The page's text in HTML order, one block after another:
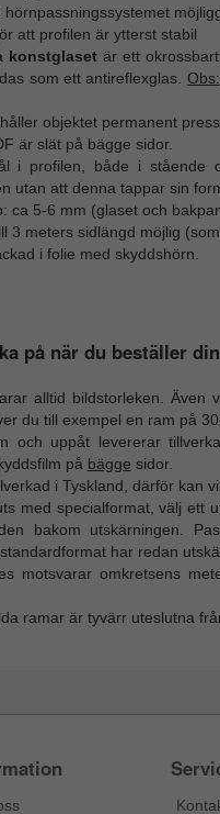
hörnpassningssystemet
att profilen är ytterst stabil
konstglaset är ett
som ett antireflexglas. Obs:
objektet permanent
är slät på bägge sidor.
i profilen, både i
utan att denna tappar sin
ca 5-6 mm (glaset och
3 meters sidlängd möjlig
i folie med skyddshörn.
på när du beställer
alltid bildstorleken.
du till exempel en ram på
och uppåt levererar
på bägge sidor.
i Tyskland, därför kan
med specialformat, välj ett
bakom utskärningen.
har redan
motsvarar omkretsens
ramar är tyvärr uteslutna